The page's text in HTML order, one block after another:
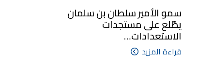
سمو الأمير سلطان بن سلمان
يطّلع على مستجدات
الاستعدادات…
قراءة المزيد